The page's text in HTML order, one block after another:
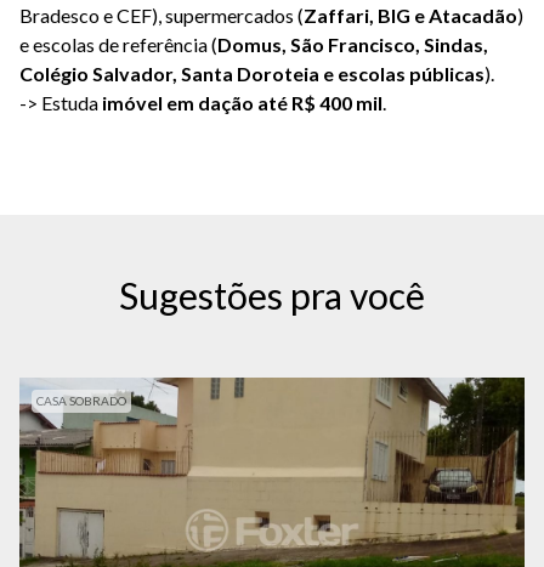
Bradesco e CEF), supermercados (Zaffari, BIG e Atacadão)
e escolas de referência (Domus, São Francisco, Sindas,
Colégio Salvador, Santa Doroteia e escolas públicas).
-> Estuda imóvel em dação até R$ 400 mil.
Sugestões pra você
CASA SOBRADO